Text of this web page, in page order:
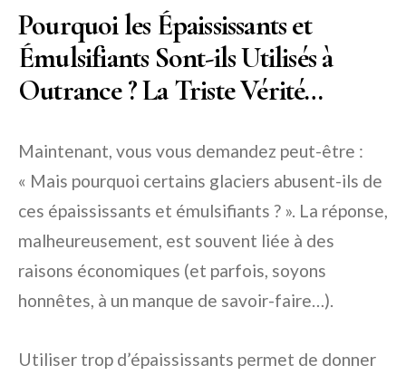
Pourquoi les Épaississants et
Émulsifiants Sont-ils Utilisés à
Outrance ? La Triste Vérité…
Maintenant, vous vous demandez peut-être :
« Mais pourquoi certains glaciers abusent-ils de
ces épaississants et émulsifiants ? ». La réponse,
malheureusement, est souvent liée à des
raisons économiques (et parfois, soyons
honnêtes, à un manque de savoir-faire…).
Utiliser trop d’épaississants permet de donner